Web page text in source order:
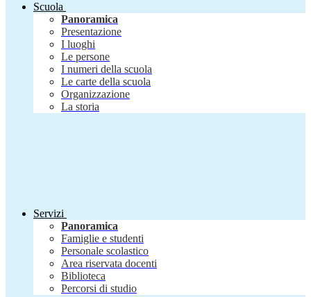
Scuola
Panoramica
Presentazione
I luoghi
Le persone
I numeri della scuola
Le carte della scuola
Organizzazione
La storia
Servizi
Panoramica
Famiglie e studenti
Personale scolastico
Area riservata docenti
Biblioteca
Percorsi di studio